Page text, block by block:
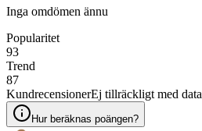
Inga omdömen ännu
Popularitet
93
Trend
87
KundrecensionerEj tillräckligt med data
Hur beräknas poängen?